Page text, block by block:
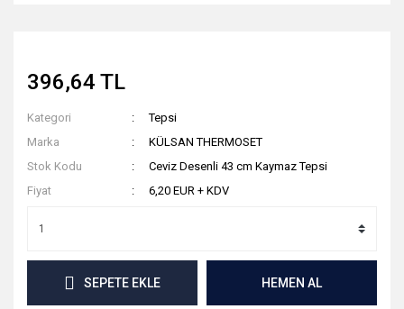
396,64 TL
Kategori
Tepsi
Marka
KÜLSAN THERMOSET
Stok Kodu
Ceviz Desenli 43 cm Kaymaz Tepsi
Fiyat
6,20 EUR + KDV
SEPETE EKLE HEMEN AL